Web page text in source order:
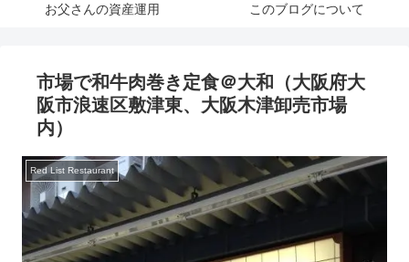
お父さんの資産運用 このブログについて
市場で和牛肉巻き定食＠大和（大阪府大
阪市浪速区敷津東、大阪木津卸売市場
内）
Red List Restaurant